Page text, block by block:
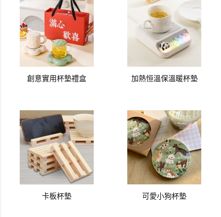
創意實用杯墊禮盒 加熱恒溫保溫暖杯墊
卡板杯墊 可愛小狗杯墊